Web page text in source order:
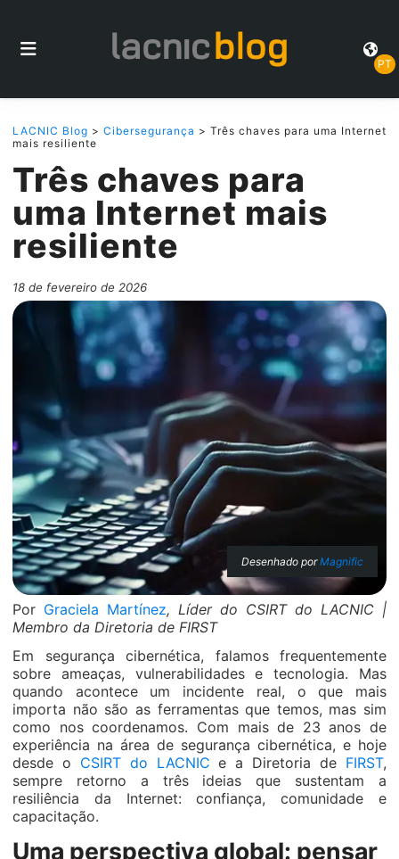
PT
LACNIC Blog > Cibersegurança > Três chaves para uma Internet
mais resiliente
Três chaves para
uma Internet mais
resiliente
18 de fevereiro de 2026
Desenhado porMagnific
Por Graciela Martínez, Líder do CSIRT do LACNIC |
Membro da Diretoria de FIRST
Em segurança cibernética, falamos frequentemente
sobre ameaças, vulnerabilidades e tecnologia. Mas
quando acontece um incidente real, o que mais
importa não são as ferramentas que temos, mas sim
como nos coordenamos. Com mais de 23 anos de
experiência na área de segurança cibernética, e hoje
desde o CSIRT do LACNIC e a Diretoria de FIRST,
sempre retorno a três ideias que sustentam a
resiliência da Internet: confiança, comunidade e
capacitação.
Uma perspectiva global: pensar